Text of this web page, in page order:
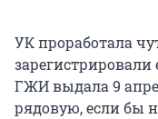
УК проработала
зарегистрировали
ГЖИ выдала 9
рядовую, если бы